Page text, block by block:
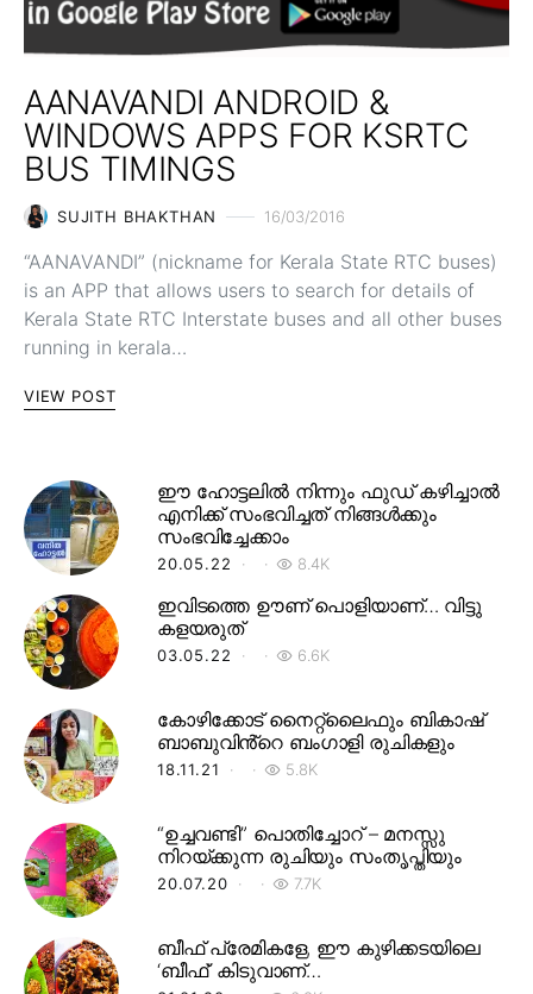
AANAVANDI ANDROID &
WINDOWS APPS FOR KSRTC
BUS TIMINGS
SUJITH BHAKTHAN 16/03/2016
“AANAVANDI” (nickname for Kerala State RTC buses)
is an APP that allows users to search for details of
Kerala State RTC Interstate buses and all other buses
running in kerala…
VIEW POST
ഈ ഹോട്ടലിൽ നിന്നും ഫുഡ് കഴിച്ചാൽ
എനിക്ക് സംഭവിച്ചത് നിങ്ങൾക്കും
സംഭവിച്ചേക്കാം
20.05.22 8.4K
ഇവിടത്തെ ഊണ് പൊളിയാണ്… വിട്ടു
കളയരുത്
03.05.22 6.6K
കോഴിക്കോട് നൈറ്റ്‌ലൈഫും ബികാഷ്
ബാബുവിൻ്റെ ബംഗാളി രുചികളും
18.11.21 5.8K
“ഉച്ചവണ്ടി” പൊതിച്ചോറ് – മനസ്സു
നിറയ്ക്കുന്ന രുചിയും സംതൃപ്തിയും
20.07.20 7.7K
ബീഫ് പ്രേമികളേ, ഈ കുഴിക്കടയിലെ
‘ബീഫ്’ കിടുവാണ്…